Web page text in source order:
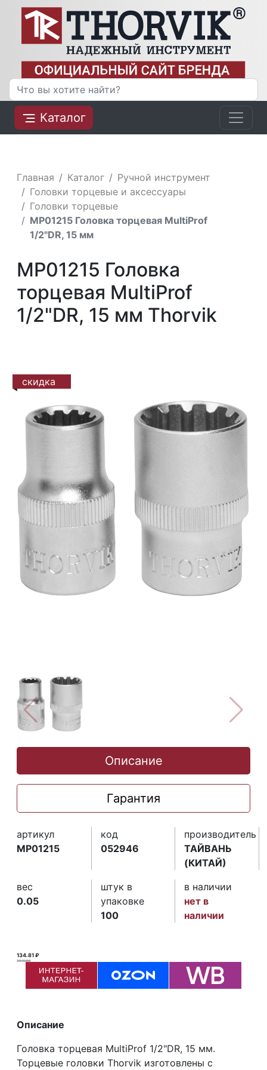
Каталог
Главная Каталог
Ручной инструмент
Головки торцевые и аксессуары
Головки торцевые
MP01215 Головка торцевая MultiProf
1/2"DR, 15 мм
MP01215 Головка
торцевая MultiProf
1/2"DR, 15 мм Thorvik
скидка
Описание
Гарантия
артикул
MP01215
код
052946
производитель
ТАЙВАНЬ
(КИТАЙ)
вес
0.05
штук в
упаковке
100
в наличии
нет в
наличии
134.81 ₽
135.00 ₽ ₽
Описание
Головка торцевая MultiProf 1/2"DR, 15 мм.
Торцевые головки Thorvik изготовлены с